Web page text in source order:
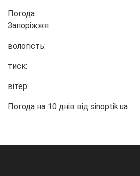
Погода
Запоріжжя
вологість:
тиск:
вітер:
Погода на 10 днів від sinoptik.ua